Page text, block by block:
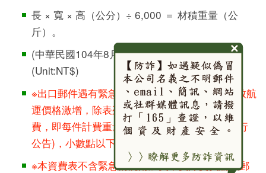
長 × 寬 × 高（公分）÷ 6,000 ＝ 材積重量（公
斤）。
(中華民國104年8月3日起實施) 單位：新台幣元
(Unit:NT$)
※出口郵件遇有緊急情況(如傳染病疫情)影響，致航
運價格激增，除表列資費外另加收緊急情況附加
費，即每件計費重量(公斤)*每公斤費率(每月另行
公告)，小數點以下4捨5入至整數位。
※本資費表不含緊急情況附加費，實際資費請以郵